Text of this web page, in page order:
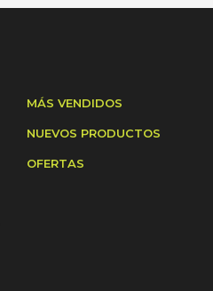
MÁS VENDIDOS
NUEVOS PRODUCTOS
OFERTAS